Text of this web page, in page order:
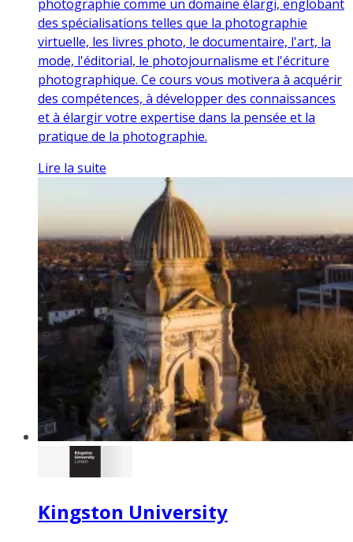
photographie comme un domaine élargi, englobant
des spécialisations telles que la photographie
virtuelle, les livres photo, le documentaire, l'art, la
mode, l'éditorial, le photojournalisme et l'écriture
photographique. Ce cours vous motivera à acquérir
des compétences, à développer des connaissances
et à élargir votre expertise dans la pensée et la
pratique de la photographie.
Lire la suite
Kingston University